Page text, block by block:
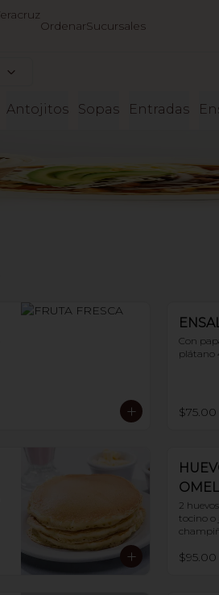
OrdenarSucursales
Antojitos Sopas Entradas
Con
plátano
$75.00
2
tocino o
$95.00